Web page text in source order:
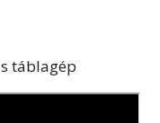
táblagép